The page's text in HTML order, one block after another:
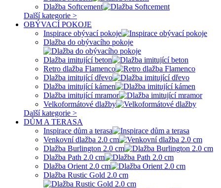
Dlažba Softcement
Další kategorie >
OBÝVACÍ POKOJE
Inspirace obývací pokoje
Dlažba do obývacího pokoje
Dlažba imitující beton
Retro dlažba Flamenco
Dlažba imitující dřevo
Dlažba imitující kámen
Dlažba imitující mramor
Velkoformátové dlažby
Další kategorie >
DŮM A TERASA
Inspirace dům a terasa
Venkovní dlažba 2.0 cm
Dlažba Burlington 2.0 cm
Dlažba Path 2.0 cm
Dlažba Orient 2.0 cm
Dlažba Rustic Gold 2.0 cm